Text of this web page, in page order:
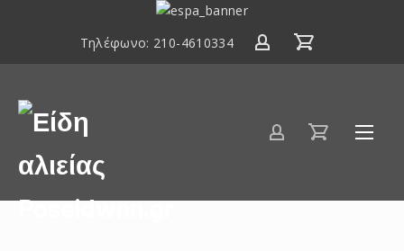
ΕΣΠΑ
2020
Τηλέφωνο: 210-4610334
Είδη
αλιείας
Poseidwnn.gr